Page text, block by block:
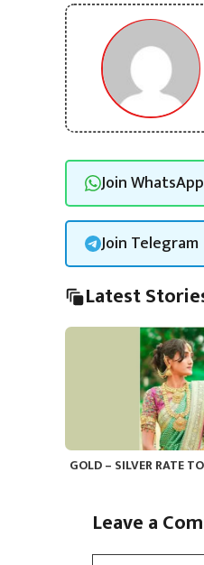
Join WhatsApp
Join Telegram
Latest
GOLD – SILVER RATE
Leave a